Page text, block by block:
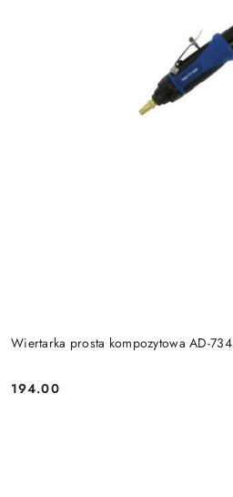
Wiertarka prosta kompozytowa AD-734
Cena:
194.00